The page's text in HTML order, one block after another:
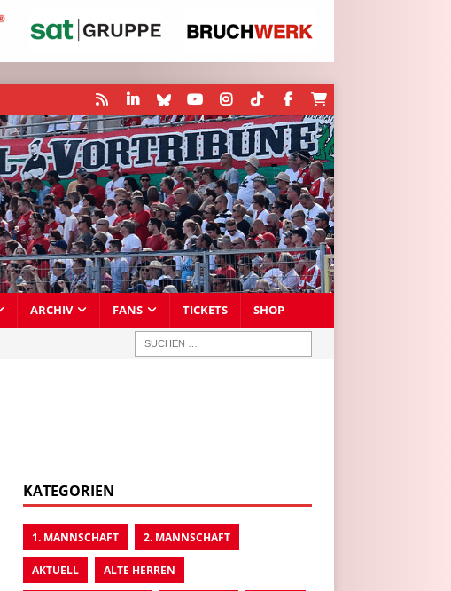
ARCHIV FANS TICKETS SHOP
KATEGORIEN
1. MANNSCHAFT 2. MANNSCHAFT
AKTUELL ALTE HERREN